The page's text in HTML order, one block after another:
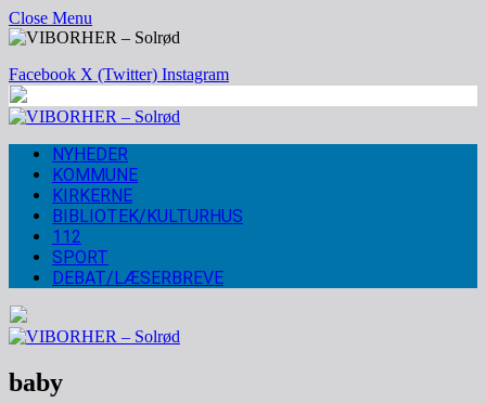
Close Menu
Facebook X (Twitter) Instagram
NYHEDER
KOMMUNE
KIRKERNE
BIBLIOTEK/KULTURHUS
112
SPORT
DEBAT/LÆSERBREVE
baby